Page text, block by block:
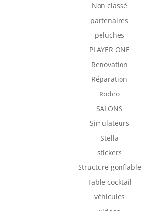
Non classé
partenaires
peluches
PLAYER ONE
Renovation
Réparation
Rodeo
SALONS
Simulateurs
Stella
stickers
Structure gonflable
Table cocktail
véhicules